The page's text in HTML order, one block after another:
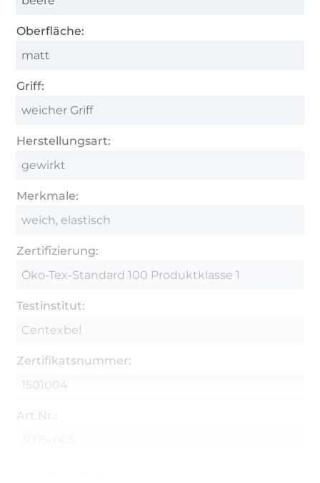
Oberfläche:
matt
Griff:
weicher Griff
Herstellungsart:
gewirkt
Merkmale:
weich, elastisch
Zertifizierung:
Öko-Tex-Standard 100 Produktklasse 1
Testinstitut:
Centexbel
Zertifikatsnummer:
1501004
Art.Nr.: